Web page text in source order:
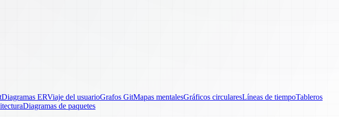
Diagramas ERViaje del usuarioGrafos GitMapas mentalesGráficos circularesLíneas de tiempoTableros
Diagramas de paquetes